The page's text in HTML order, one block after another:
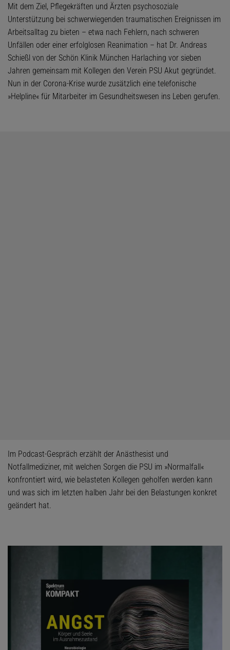
Mit dem Ziel, Pflegekräften und Ärzten psychosoziale
Unterstützung bei schwerwiegenden traumatischen Ereignissen im
Arbeitsalltag zu bieten – etwa nach Fehlern, nach schweren
Unfällen oder einer erfolglosen Reanimation – hat Dr. Andreas
Schießl von der Schön Klinik München Harlaching vor sieben
Jahren gemeinsam mit Kollegen den Verein PSU Akut gegründet.
Nun in der Corona-Krise wurde zusätzlich eine telefonische
»Helpline« für Mitarbeiter im Gesundheitswesen ins Leben gerufen.
Im Podcast-Gespräch erzählt der Anästhesist und
Notfallmediziner, mit welchen Sorgen die PSU im »Normalfall«
konfrontiert wird, wie belasteten Kollegen geholfen werden kann
und was sich im letzten halben Jahr bei den Belastungen konkret
geändert hat.